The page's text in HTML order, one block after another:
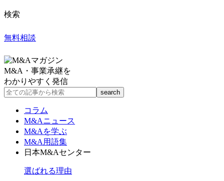
検索
無料相談
M&A・事業承継を
わかりやすく発信
コラム
M&Aニュース
M&Aを学ぶ
M&A用語集
日本M&Aセンター
選ばれる理由